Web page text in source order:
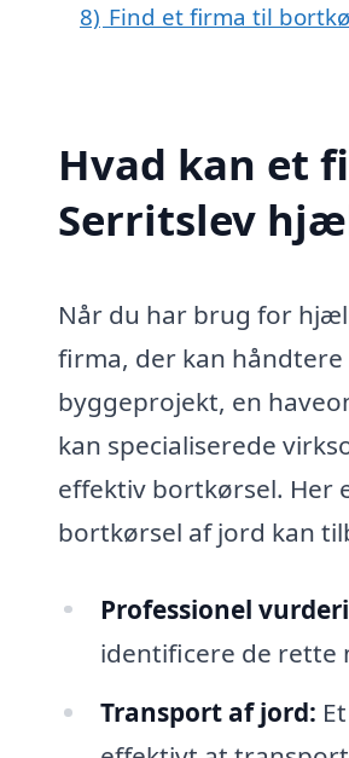
8) Find et firma til
Hvad kan et
Serritslev
Når du har brug for
firma, der kan
byggeprojekt, en
kan specialiserede
effektiv bortkørsel. Her
bortkørsel af jord kan
Professionel
identificere de rette
Transport af jord: